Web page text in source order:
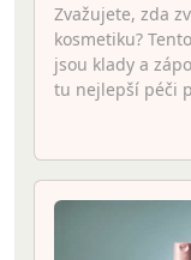
Zvažujete, zda
kosmetiku?
jsou klady a
tu nejlepší péči